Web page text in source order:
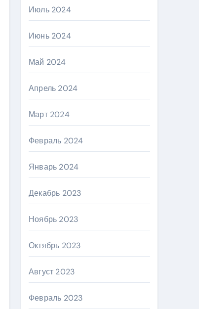
Июль 2024
Июнь 2024
Май 2024
Апрель 2024
Март 2024
Февраль 2024
Январь 2024
Декабрь 2023
Ноябрь 2023
Октябрь 2023
Август 2023
Февраль 2023